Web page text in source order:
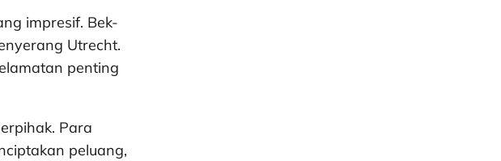
impresif. Bek-
Utrecht.
penting
Para
peluang,